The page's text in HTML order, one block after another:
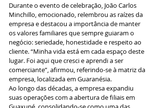
Durante o evento de celebração, João Carlos
Minchillo, emocionado, relembrou as raízes da
empresa e destacou a importância de manter
os valores familiares que sempre guiaram o
negócio: seriedade, honestidade e respeito ao
cliente. “Minha vida está em cada espaço deste
lugar. Foi aqui que cresci e aprendi a ser
comerciante”, afirmou, referindo-se à matriz da
empresa, localizada em Guaranésia.
Ao longo das décadas, a empresa expandiu
suas operações com a abertura de filiais em